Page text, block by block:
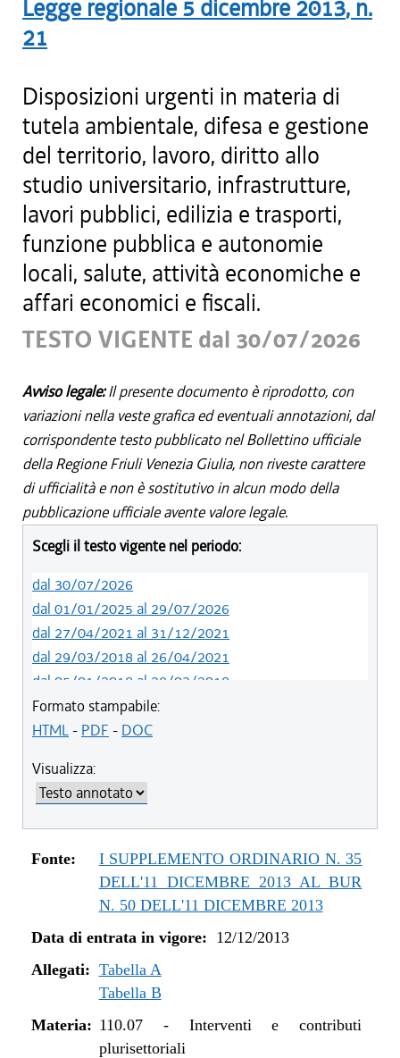
Legge regionale 5 dicembre 2013, n.
21
Disposizioni urgenti in materia di
tutela ambientale, difesa e gestione
del territorio, lavoro, diritto allo
studio universitario, infrastrutture,
lavori pubblici, edilizia e trasporti,
funzione pubblica e autonomie
locali, salute, attività economiche e
affari economici e fiscali.
TESTO VIGENTE dal 30/07/2026
Avviso legale:Il presente documento è riprodotto, con
variazioni nella veste grafica ed eventuali annotazioni, dal
corrispondente testo pubblicato nel Bollettino ufficiale
della Regione Friuli Venezia Giulia, non riveste carattere
di ufficialità e non è sostitutivo in alcun modo della
pubblicazione ufficiale avente valore legale.
Scegli il testo vigente nel periodo:
dal 30/07/2026
dal 01/01/2025 al 29/07/2026
dal 27/04/2021 al 31/12/2021
dal 29/03/2018 al 26/04/2021
dal 05/01/2018 al 28/03/2018
dal 01/01/2018 al 04/01/2018
dal 26/10/2017 al 31/12/2017
dal 15/12/2016 al 14/04/2017
dal 01/01/2016 al 14/12/2016
dal 11/08/2015 al 31/12/2015
dal 21/05/2015 al 10/08/2015
dal 26/02/2015 al 20/05/2015
dal 07/01/2015 al 25/02/2015
dal 06/11/2014 al 19/11/2014
dal 22/05/2014 al 05/11/2014
dal 11/04/2014 al 21/05/2014
dal 28/03/2014 al 10/04/2014
dal 12/12/2013 al 27/03/2014
Formato stampabile:
HTML- PDF - DOC
Visualizza:
Fonte:
I SUPPLEMENTO ORDINARIO N. 35
DELL'11 DICEMBRE 2013 AL BUR
N. 50 DELL'11 DICEMBRE 2013
Data di entrata in vigore: 12/12/2013
Allegati: Tabella A
Tabella B
Materia: 110.07- Interventi e contributi
plurisettoriali